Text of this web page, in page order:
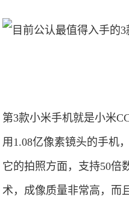
第3款小米手机就是小米
用1.08亿像素镜头的手机
它的拍照方面，支持50倍
术，成像质量非常高，而